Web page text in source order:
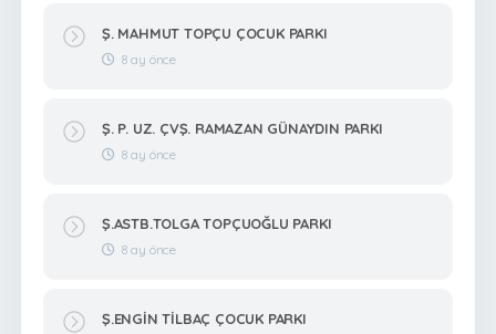
Ş. MAHMUT TOPÇU ÇOCUK PARKI
8 ay önce
Ş. P. UZ. ÇVŞ. RAMAZAN GÜNAYDIN PARKI
8 ay önce
Ş.ASTB.TOLGA TOPÇUOĞLU PARKI
8 ay önce
Ş.ENGİN TİLBAÇ ÇOCUK PARKI